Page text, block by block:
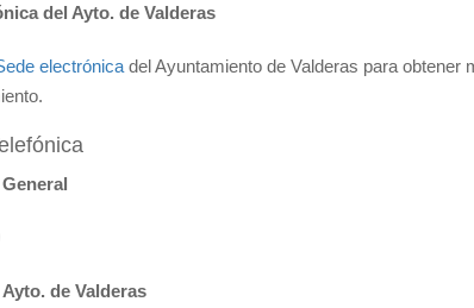
del Ayto. de Valderas
electrónica del Ayuntamiento de Valderas para
de Valderas